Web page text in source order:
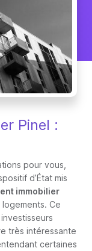
Pinel :
pour vous,
d’État mis
immobilier
logements. Ce
très intéressante
certaines